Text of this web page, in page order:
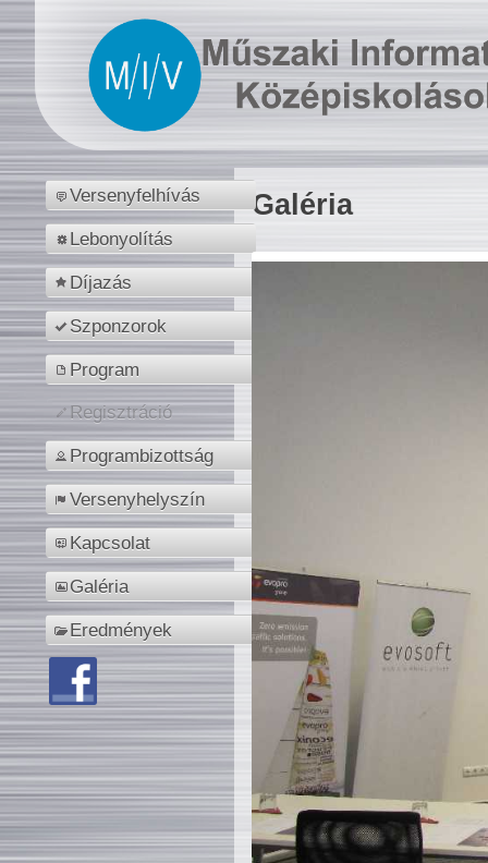
Versenyfelhívás
Lebonyolítás
Díjazás
Szponzorok
Program
Regisztráció
Programbizottság
Versenyhelyszín
Kapcsolat
Galéria
Eredmények
Galéria